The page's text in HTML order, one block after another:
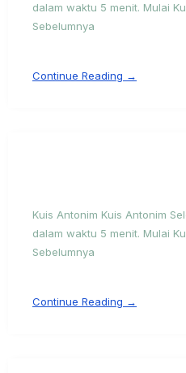
dalam waktu 5 menit. Mulai
Sebelumnya
Continue Reading →
Kuis Antonim Kuis Antonim
dalam waktu 5 menit. Mulai
Sebelumnya
Continue Reading →